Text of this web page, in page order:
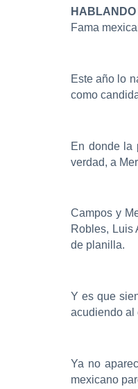
HABLANDO
Fama
Este año lo
como
En donde la
verdad, a
Campos y
Robles, Luis
de planilla.
Y es que
acudiendo al
Ya no
mexicano